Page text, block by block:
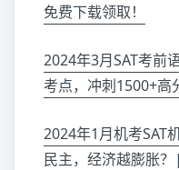
免费下载领取！
2024年3月SAT考前
考点，冲刺1500+高
2024年1月机考SAT
民主，经济越膨胀